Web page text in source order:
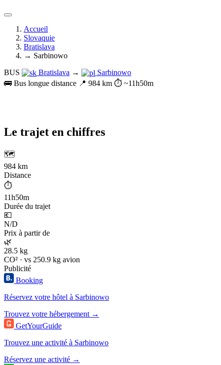
Accueil
Slovaquie
Bratislava
→ Sarbinowo
BUS
Bratislava →
Sarbinowo
🚌 Bus longue distance 📍 984 km ⏱️ ~11h50m
Le trajet en chiffres
🗺️
984 km
Distance
⏱️
11h50m
Durée du trajet
💶
N/D
Prix à partir de
🌿
28.5 kg
CO² · vs 250.9 kg avion
Publicité
Booking
Réservez votre hôtel à Sarbinowo
Trouvez votre hébergement →
GetYourGuide
Trouvez une activité à Sarbinowo
Réservez une activité →